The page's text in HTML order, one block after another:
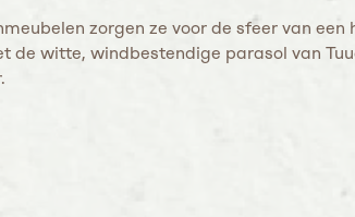
zorgen ze voor de sfeer van
witte, windbestendige parasol van